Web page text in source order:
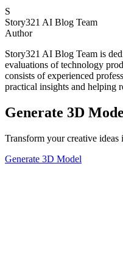
S
Story321 AI Blog Team
Author
Story321 AI Blog Team is
evaluations of technology
consists of experienced
practical insights and helping
Generate 3D
Transform your creative
Generate 3D Model